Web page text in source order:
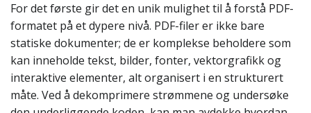
For det første gir det en unik mulighet til å forstå PDF-
formatet på et dypere nivå. PDF-filer er ikke bare
statiske dokumenter; de er komplekse beholdere som
kan inneholde tekst, bilder, fonter, vektorgrafikk og
interaktive elementer, alt organisert i en strukturert
måte. Ved å dekomprimere strømmene og undersøke